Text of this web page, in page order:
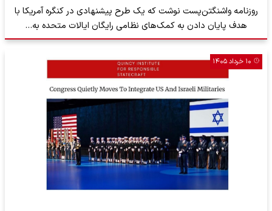
روزنامه واشنگتن‌پست نوشت که یک طرح پیشنهادی در کنگره آمریکا با
هدف پایان دادن به کمک‌های نظامی رایگان ایالات متحده به…
۱۰ خرداد ۱۴۰۵